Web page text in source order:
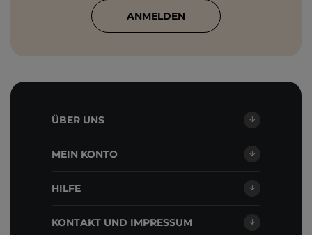
ANMELDEN
ÜBER UNS
MEIN KONTO
HILFE
KONTAKT UND IMPRESSUM